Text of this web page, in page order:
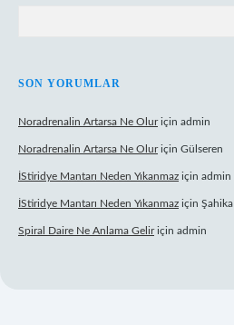
SON YORUMLAR
Noradrenalin Artarsa Ne Oluriçin admin
Noradrenalin Artarsa Ne Oluriçin Gülseren
İStiridye Mantarı Neden Yıkanmaz için admin
İStiridye Mantarı Neden Yıkanmaz için Şahika
Spiral Daire Ne Anlama Geliriçin admin